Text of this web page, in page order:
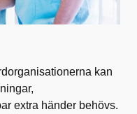
kan
extra händer behövs.